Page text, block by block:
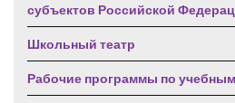
субъектов Российской
Школьный театр
Рабочие программы по